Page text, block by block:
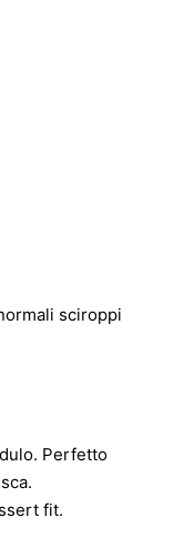
sciroppi
Perfetto
fit.